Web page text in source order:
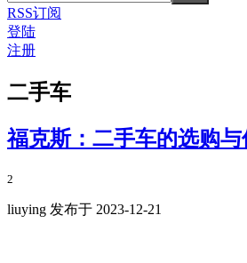
RSS订阅
登陆
注册
二手车
福克斯：二手车的选购与
2
liuying 发布于 2023-12-21